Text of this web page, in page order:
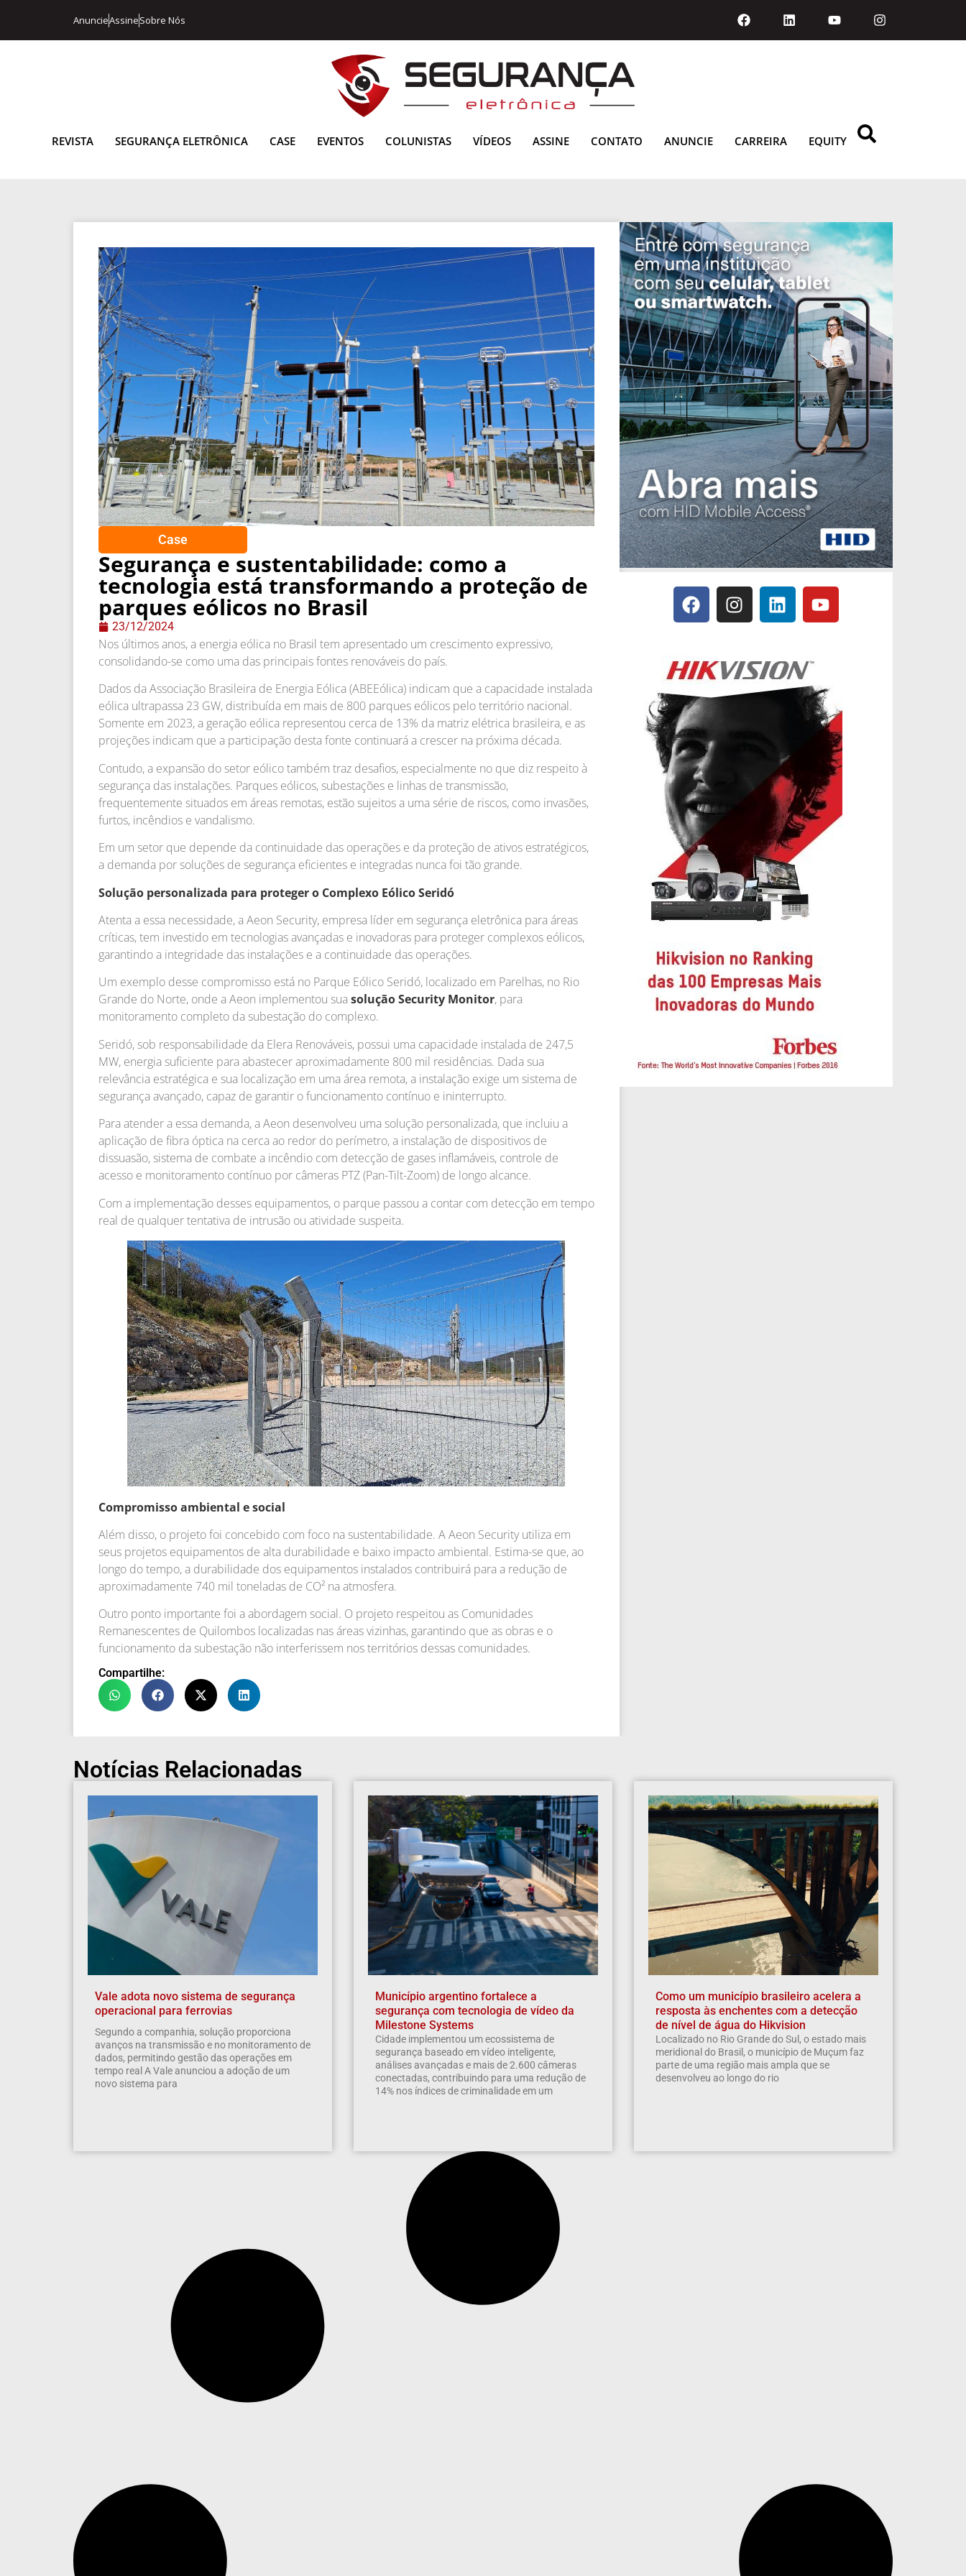
AnuncieAssineSobre Nós
REVISTA SEGURANÇA ELETRÔNICA CASE EVENTOS COLUNISTAS VÍDEOS ASSINE CONTATO ANUNCIE CARREIRA EQUITY
Case
Segurança e sustentabilidade: como a
tecnologia está transformando a proteção de
parques eólicos no Brasil
23/12/2024
Nos últimos anos, a energia eólica no Brasil tem apresentado um crescimento expressivo,
consolidando-se como uma das principais fontes renováveis do país.
Dados da Associação Brasileira de Energia Eólica (ABEEólica) indicam que a capacidade instalada
eólica ultrapassa 23 GW, distribuída em mais de 800 parques eólicos pelo território nacional.
Somente em 2023, a geração eólica representou cerca de 13% da matriz elétrica brasileira, e as
projeções indicam que a participação desta fonte continuará a crescer na próxima década.
Contudo, a expansão do setor eólico também traz desafios, especialmente no que diz respeito à
segurança das instalações. Parques eólicos, subestações e linhas de transmissão,
frequentemente situados em áreas remotas, estão sujeitos a uma série de riscos, como invasões,
furtos, incêndios e vandalismo.
Em um setor que depende da continuidade das operações e da proteção de ativos estratégicos,
a demanda por soluções de segurança eficientes e integradas nunca foi tão grande.
Solução personalizada para proteger o Complexo Eólico Seridó
Atenta a essa necessidade, a Aeon Security, empresa líder em segurança eletrônica para áreas
críticas, tem investido em tecnologias avançadas e inovadoras para proteger complexos eólicos,
garantindo a integridade das instalações e a continuidade das operações.
Um exemplo desse compromisso está no Parque Eólico Seridó, localizado em Parelhas, no Rio
Grande do Norte, onde a Aeon implementou suasolução Security Monitor, para
monitoramento completo da subestação do complexo.
Seridó, sob responsabilidade da Elera Renováveis, possui uma capacidade instalada de 247,5
MW, energia suficiente para abastecer aproximadamente 800 mil residências. Dada sua
relevância estratégica e sua localização em uma área remota, a instalação exige um sistema de
segurança avançado, capaz de garantir o funcionamento contínuo e ininterrupto.
Para atender a essa demanda, a Aeon desenvolveu uma solução personalizada, que incluiu a
aplicação de fibra óptica na cerca ao redor do perímetro, a instalação de dispositivos de
dissuasão, sistema de combate a incêndio com detecção de gases inflamáveis, controle de
acesso e monitoramento contínuo por câmeras PTZ (Pan-Tilt-Zoom) de longo alcance.
Com a implementação desses equipamentos, o parque passou a contar com detecção em tempo
real de qualquer tentativa de intrusão ou atividade suspeita.
Compromisso ambiental e social
Além disso, o projeto foi concebido com foco na sustentabilidade. A Aeon Security utiliza em
seus projetos equipamentos de alta durabilidade e baixo impacto ambiental. Estima-se que, ao
longo do tempo, a durabilidade dos equipamentos instalados contribuirá para a redução de
aproximadamente 740 mil toneladas de CO² na atmosfera.
Outro ponto importante foi a abordagem social. O projeto respeitou as Comunidades
Remanescentes de Quilombos localizadas nas áreas vizinhas, garantindo que as obras e o
funcionamento da subestação não interferissem nos territórios dessas comunidades.
Compartilhe:
Notícias Relacionadas
Vale adota novo sistema de segurança
operacional para ferrovias
Segundo a companhia, solução proporciona
avanços na transmissão e no monitoramento de
dados, permitindo gestão das operações em
tempo real A Vale anunciou a adoção de um
novo sistema para
Município argentino fortalece a
segurança com tecnologia de vídeo da
Milestone Systems
Cidade implementou um ecossistema de
segurança baseado em vídeo inteligente,
análises avançadas e mais de 2.600 câmeras
conectadas, contribuindo para uma redução de
14% nos índices de criminalidade em um
Como um município brasileiro acelera a
resposta às enchentes com a detecção
de nível de água do Hikvision
Localizado no Rio Grande do Sul, o estado mais
meridional do Brasil, o município de Muçum faz
parte de uma região mais ampla que se
desenvolveu ao longo do rio